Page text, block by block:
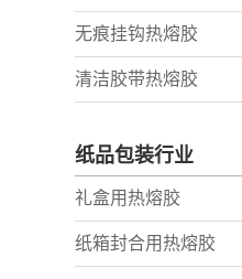
无痕挂钩热熔胶
清洁胶带热熔胶
纸品包装行业
礼盒用热熔胶
纸箱封合用热熔胶